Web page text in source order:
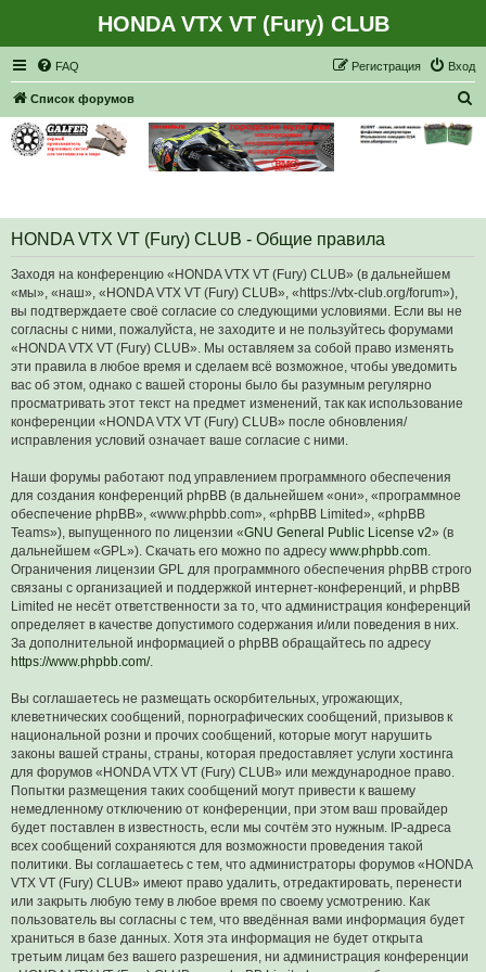
HONDA VTX VT (Fury) CLUB
FAQ Вход
Регистрация
Список форумов
HONDA VTX VT (Fury) CLUB - Общие правила
Заходя на конференцию «HONDA VTX VT (Fury) CLUB» (в дальнейшем
«мы», «наш», «HONDA VTX VT (Fury) CLUB», «https://vtx-club.org/forum»),
вы подтверждаете своё согласие со следующими условиями. Если вы не
согласны с ними, пожалуйста, не заходите и не пользуйтесь форумами
«HONDA VTX VT (Fury) CLUB». Мы оставляем за собой право изменять
эти правила в любое время и сделаем всё возможное, чтобы уведомить
вас об этом, однако с вашей стороны было бы разумным регулярно
просматривать этот текст на предмет изменений, так как использование
конференции «HONDA VTX VT (Fury) CLUB» после обновления/
исправления условий означает ваше согласие с ними.
Наши форумы работают под управлением программного обеспечения
для создания конференций phpBB (в дальнейшем «они», «программное
обеспечение phpBB», «www.phpbb.com», «phpBB Limited», «phpBB
Teams»), выпущенного по лицензии «GNU General Public License v2» (в
дальнейшем «GPL»). Скачать его можно по адресу www.phpbb.com
Ограничения лицензии GPL для программного обеспечения phpBB строго
связаны с организацией и поддержкой интернет-конференций, и phpBB
Limited не несёт ответственности за то, что администрация конференций
определяет в качестве допустимого содержания и/или поведения в них.
За дополнительной информацией о phpBB обращайтесь по адресу
https://www.phpbb.com/.
Вы соглашаетесь не размещать оскорбительных, угрожающих,
клеветнических сообщений, порнографических сообщений, призывов к
национальной розни и прочих сообщений, которые могут нарушить
законы вашей страны, страны, которая предоставляет услуги хостинга
для форумов «HONDA VTX VT (Fury) CLUB» или международное право.
Попытки размещения таких сообщений могут привести к вашему
немедленному отключению от конференции, при этом ваш провайдер
будет поставлен в известность, если мы сочтём это нужным. IP-адреса
всех сообщений сохраняются для возможности проведения такой
политики. Вы соглашаетесь с тем, что администраторы форумов «HONDA
VTX VT (Fury) CLUB» имеют право удалить, отредактировать, перенести
или закрыть любую тему в любое время по своему усмотрению. Как
пользователь вы согласны с тем, что введённая вами информация будет
храниться в базе данных. Хотя эта информация не будет открыта
третьим лицам без вашего разрешения, ни администрация конференции